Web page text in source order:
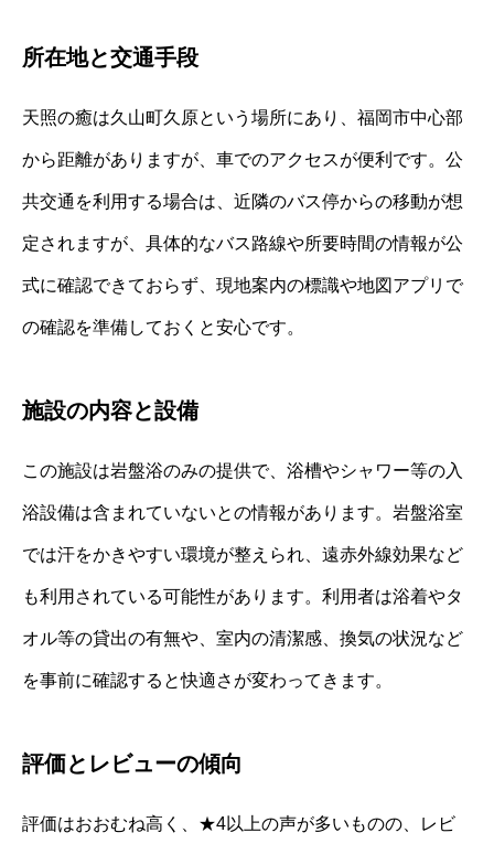
所在地と交通手段
天照の癒は久山町久原という場所にあり、福岡市中心部
から距離がありますが、車でのアクセスが便利です。公
共交通を利用する場合は、近隣のバス停からの移動が想
定されますが、具体的なバス路線や所要時間の情報が公
式に確認できておらず、現地案内の標識や地図アプリで
の確認を準備しておくと安心です。
施設の内容と設備
この施設は岩盤浴のみの提供で、浴槽やシャワー等の入
浴設備は含まれていないとの情報があります。岩盤浴室
では汗をかきやすい環境が整えられ、遠赤外線効果など
も利用されている可能性があります。利用者は浴着やタ
オル等の貸出の有無や、室内の清潔感、換気の状況など
を事前に確認すると快適さが変わってきます。
評価とレビューの傾向
評価はおおむね高く、★4以上の声が多いものの、レビ